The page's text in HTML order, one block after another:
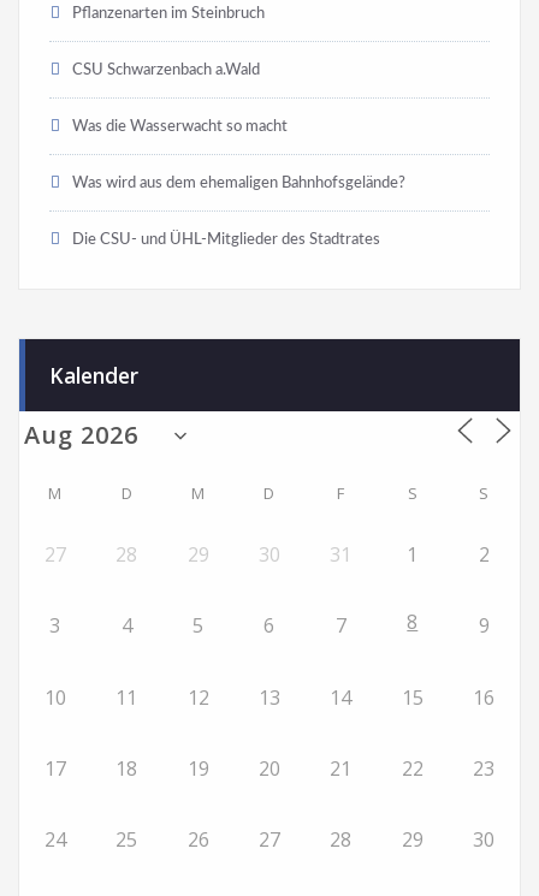
Pflanzenarten im Steinbruch
CSU Schwarzenbach a.Wald
Was die Wasserwacht so macht
Was wird aus dem ehemaligen Bahnhofsgelände?
Die CSU- und ÜHL-Mitglieder des Stadtrates
Kalender
M D M D F S S
27 28 29 30 31 1 2
3 4 5 6 7 8 9
10 11 12 13 14 15 16
17 18 19 20 21 22 23
24 25 26 27 28 29 30